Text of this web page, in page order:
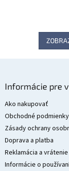
Informácie pre
Ako nakupovať
Obchodné podmienky
Zásady ochrany
Doprava a platba
Reklamácia a vrátenie
Informácie o